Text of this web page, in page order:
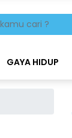
GAYA HIDUP